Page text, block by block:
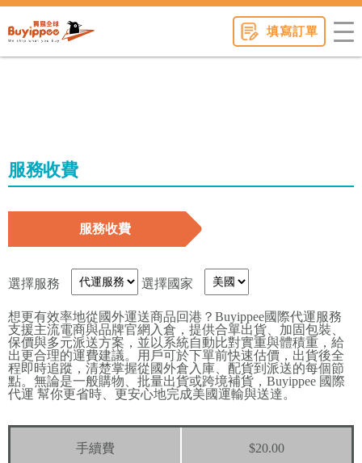
填寫訂單
服務收費
服務收費
選擇服務 選擇國家
想更有效率地從國外運送商品回港？Buyippee國際代運服務
支援主流電商與品牌官網入倉，提供合單出貨、加固包裝、
保價與多元派送方案，並以系統自動比對實重與體積重，給
出更合理的運費建議。用戶可於下單前快速估價，出貨後全
程即時追蹤，清楚掌握從國外倉入庫、配貨到派送的每個節
點。無論是一般購物、批量出貨或跨境補貨，Buyippee 國際
代運 幫你更省時、更安心地完成美國運輸與送達。
手續費 $20.00